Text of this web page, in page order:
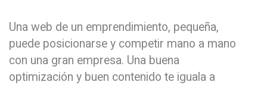
Una web de un emprendimiento, pequeña,
puede posicionarse y competir mano a mano
con una gran empresa. Una buena
optimización y buen contenido te iguala a